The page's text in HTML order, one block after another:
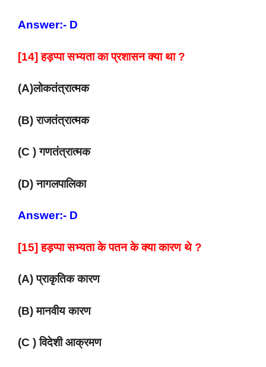
Answer:- D
[14] हड़प्पा सभ्यता का प्रशासन क्या था ?
(A)लोकतंत्रात्मक
(B) राजतंत्रात्मक
(C ) गणतंत्रात्मक
(D) नागलपालिका
Answer:- D
[15] हड़प्पा सभ्यता के पतन के क्या कारण थे ?
(A) प्राकृतिक कारण
(B) मानवीय कारण
(C ) विदेशी आक्रमण